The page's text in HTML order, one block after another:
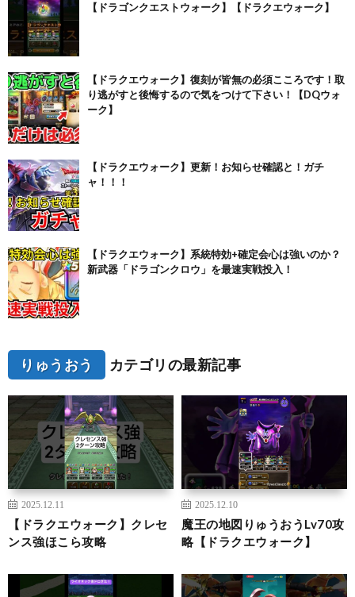
【ドラゴンクエストウォーク】【ドラクエウォーク】
【ドラクエウォーク】復刻が皆無の必須こころです！取
り逃がすと後悔するので気をつけて下さい！【DQウォ
ーク】
【ドラクエウォーク】更新！お知らせ確認と！ガチ
ャ！！！
【ドラクエウォーク】系統特効+確定会心は強いのか？
新武器「ドラゴンクロウ」を最速実戦投入！
りゅうおう カテゴリの最新記事
2025.12.11
【ドラクエウォーク】クレセ
ンス強ほこら攻略
2025.12.10
魔王の地図りゅうおうLv70攻
略【ドラクエウォーク】